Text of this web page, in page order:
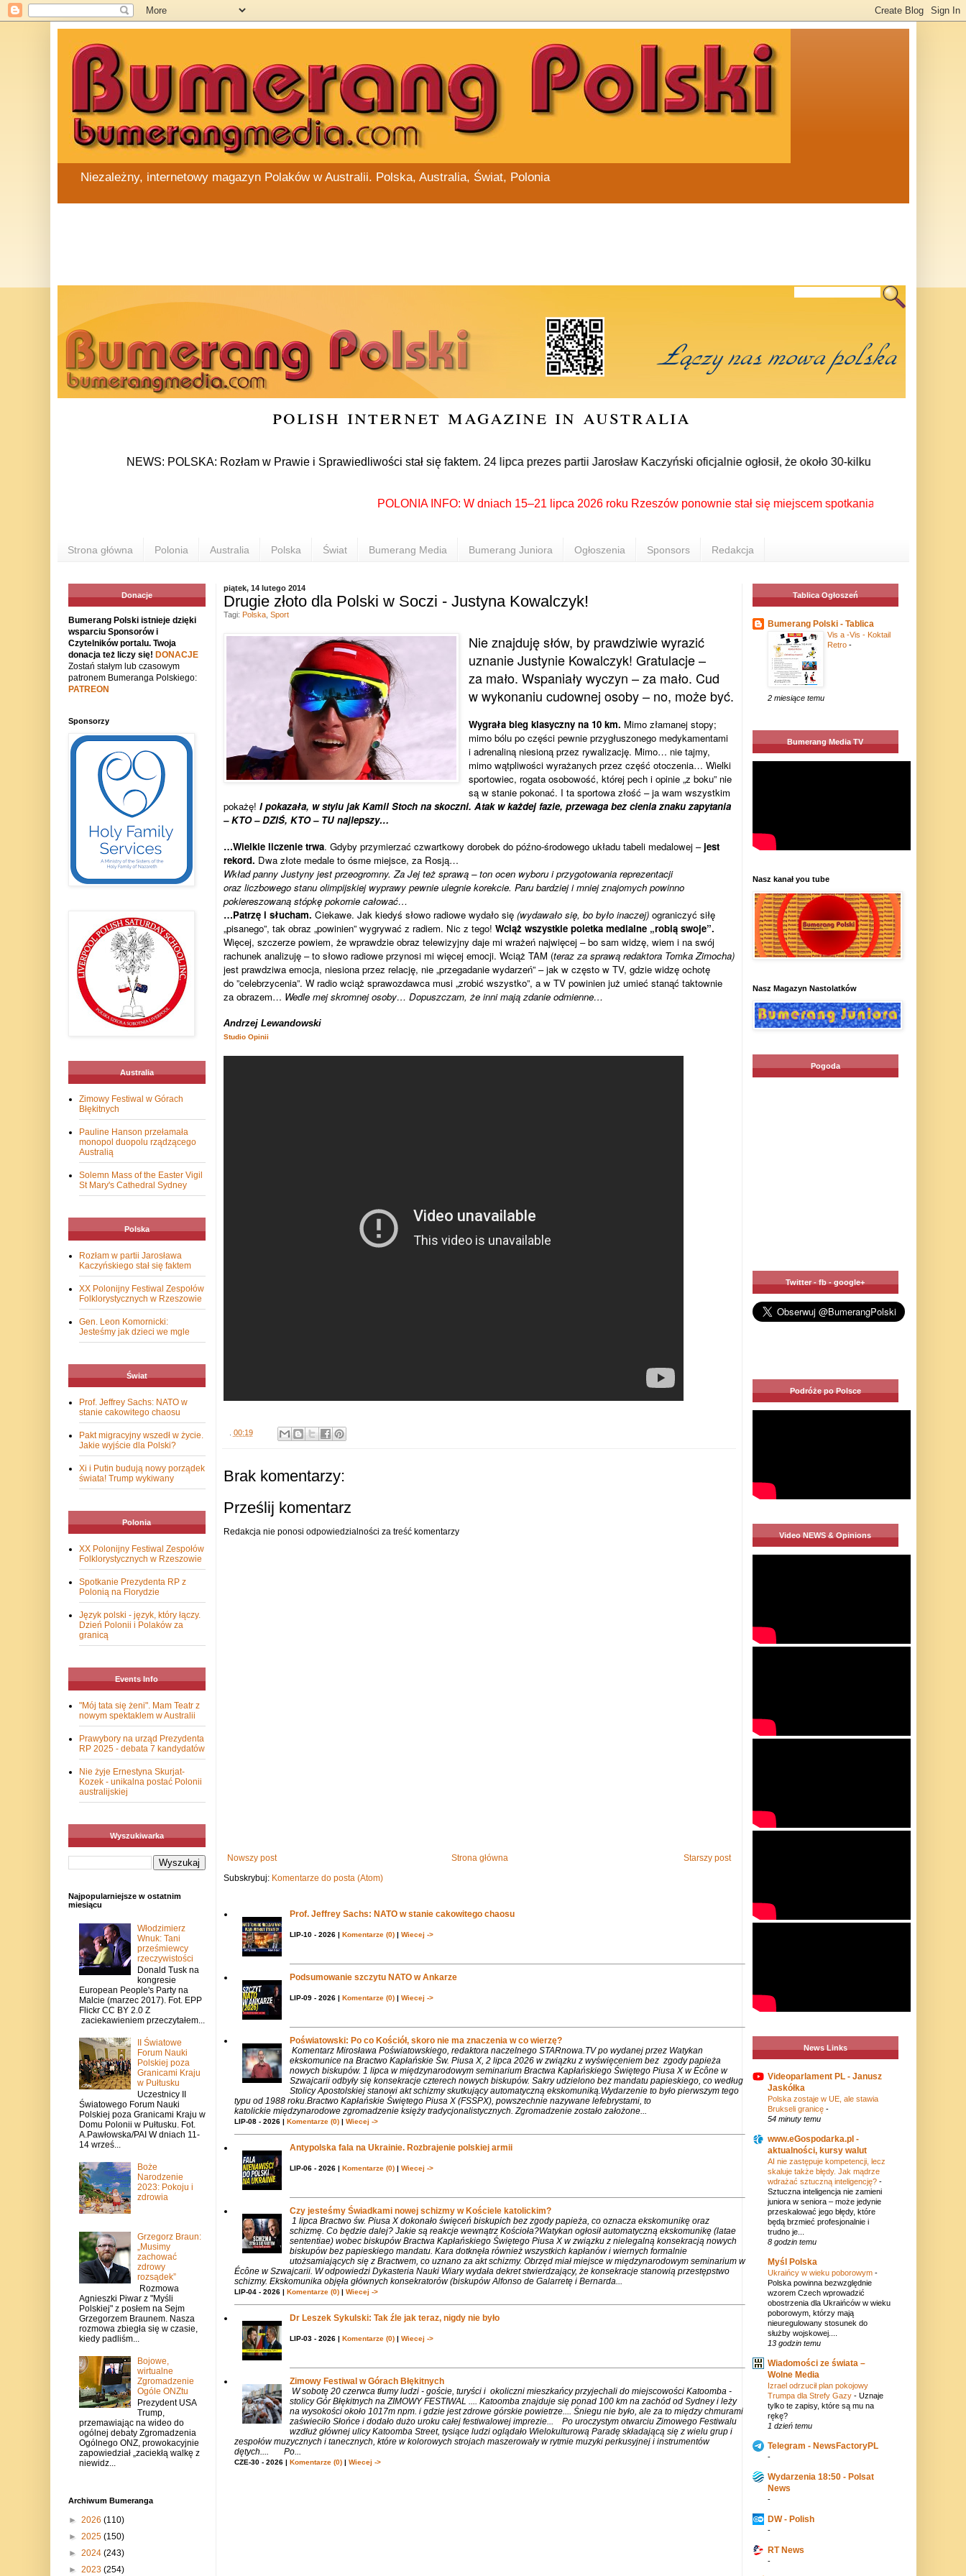
Niezależny, internetowy magazyn Polaków w Australii. Polska, Australia, Świat, Polonia
polish internet magazine in australia
NEWS: POLSKA: Rozłam w Prawie i Sprawiedliwości stał się faktem. 24 lipca prezes partii Jarosław Kaczyński oficjalnie ogłosił, że około 30-kilku posłów
POLONIA INFO: W dniach 15–21 lipca 2026 roku Rzeszów ponownie stał się miejscem spotkania Polonii z
Strona główna Polonia Australia Polska Świat Bumerang Media Bumerang Juniora Ogłoszenia Sponsors Redakcja
piątek, 14 lutego 2014
Drugie złoto dla Polski w Soczi - Justyna Kowalczyk!
Nie znajduję słów, by prawdziwie wyrazić
uznanie Justynie Kowalczyk! Gratulacje –
za mało. Wspaniały wyczyn – za mało. Cud
w wykonaniu cudownej osoby – no, może być.
Wygrała bieg klasyczny na 10 km. Mimo złamanej stopy;
mimo bólu po części pewnie przygłuszonego medykamentami
i adrenaliną niesioną przez rywalizację. Mimo… nie tajmy,
mimo wątpliwości wyrażanych przez część otoczenia… Wielki
sportowiec, rogata osobowość, której pech i opinie „z boku” nie
są w stanie pokonać. I ta sportowa złość – ja wam wszystkim
pokażę! I pokazała, w stylu jak Kamil Stoch na skoczni. Atak w każdej fazie, przewaga bez cienia znaku zapytania
– KTO – DZIŚ, KTO – TU najlepszy…
…Wielkie liczenie trwa. Gdyby przymierzać czwartkowy dorobek do późno-środowego układu tabeli medalowej – jest
rekord. Dwa złote medale to ósme miejsce, za Rosją…
Wkład panny Justyny jest przeogromny. Za Jej też sprawą – ton ocen wyboru i przygotowania reprezentacji
oraz liczbowego stanu olimpijskiej wyprawy pewnie ulegnie korekcie. Paru bardziej i mniej znajomych powinno
pokiereszowaną stópkę pokornie całować…
…Patrzę i słucham. Ciekawe. Jak kiedyś słowo radiowe wydało się (wydawało się, bo było inaczej)ograniczyć siłę
„pisanego”, tak obraz „powinien” wygrywać z radiem. Nic z tego! Wciąż wszystkie poletka medialne „robią swoje”.
Więcej, szczerze powiem, że wprawdzie obraz telewizyjny daje mi wrażeń najwięcej – bo sam widzę, wiem i na swój
rachunek analizuję – to słowo radiowe przynosi mi więcej emocji. Wciąż TAM (teraz za sprawą redaktora Tomka Zimocha)
jest prawdziwa emocja, niesiona przez relację, nie „przegadanie wydarzeń” – jak w często w TV, gdzie widzę ochotę
do ”celebrzycenia”. W radio wciąż sprawozdawca musi „zrobić wszystko”, a w TV powinien już umieć stanąć taktownie
za obrazem… Wedle mej skromnej osoby… Dopuszczam, że inni mają zdanie odmienne…
Andrzej Lewandowski
Studio Opinii
. 00:19
Tagi: Polska, Sport
Brak komentarzy:
Prześlij komentarz
Redakcja nie ponosi odpowiedzialności za treść komentarzy
Nowszy post Starszy post
Strona główna
Subskrybuj: Komentarze do posta (Atom)
Prof. Jeffrey Sachs: NATO w stanie cakowitego chaosu
LIP-10 - 2026 | Komentarze (0)| Wiecej ->
Podsumowanie szczytu NATO w Ankarze
LIP-09 - 2026 | Komentarze (0)| Wiecej ->
Poświatowski: Po co Kościół, skoro nie ma znaczenia w co wierzę?
Komentarz Mirosława Poświatowskiego, redaktora naczelnego STARnowa.TV po wydanej przez Watykan
ekskomunice na Bractwo Kapłańskie Św. Piusa X, 2 lipca 2026 w związku z wyświęceniem bez zgody papieża
nowych biskupów. 1 lipca w międzynarodowym seminarium Bractwa Kapłańskiego Świętego Piusa X w Écône w
Szwajcarii odbyły się konsekracje czterech nowych biskupów. Sakry udzielono bez mandatu papieskiego, co według
Stolicy Apostolskiej stanowi akt schizmy skutkujący automatyczną ekskomuniką.Wydarzenie to było pierwszym tego
typu od 1988 roku.Bractwo Kapłańskie Świętego Piusa X (FSSPX), powszechnie nazywane lefebrystami, to
katolickie międzynarodowe zgromadzenie księży tradycjonalistycznych. Zgromadzenie zostało założone...
LIP-08 - 2026 | Komentarze (0)| Wiecej ->
Antypolska fala na Ukrainie. Rozbrajenie polskiej armii
LIP-06 - 2026 | Komentarze (0)| Wiecej ->
Czy jesteśmy Świadkami nowej schizmy w Kościele katolickim?
1 lipca Bractwo św. Piusa X dokonało święceń biskupich bez zgody papieża, co oznacza ekskomunikę oraz
schizmę. Co będzie dalej? Jakie są reakcje wewnątrz Kościoła?Watykan ogłosił automatyczną ekskomunikę (latae
sententiae) wobec biskupów Bractwa Kapłańskiego Świętego Piusa X w związku z nielegalną konsekracją nowych
biskupów bez papieskiego mandatu. Kara dotknęła również wszystkich kapłanów i wiernych formalnie
utożsamiających się z Bractwem, co uznano za akt schizmy. Obrzęd miał miejsce w międzynarodowym seminarium w
Écône w Szwajcarii. W odpowiedzi Dykasteria Nauki Wiary wydała dekret stwierdzający, że konsekracje stanowią przestępstwo
schizmy. Ekskomunika objęła głównych konsekratorów (biskupów Alfonso de Galarretę i Bernarda...
LIP-04 - 2026 | Komentarze (0)| Wiecej ->
Dr Leszek Sykulski: Tak źle jak teraz, nigdy nie było
LIP-03 - 2026 | Komentarze (0)| Wiecej ->
Zimowy Festiwal w Górach Błękitnych
W sobotę 20 czerwca tłumy ludzi - goście, turyści i okoliczni mieszkańcy przyjechali do miejscowości Katoomba -
stolicy Gór Błękitnych na ZIMOWY FESTIWAL .... Katoomba znajduje się ponad 100 km na zachód od Sydney i leży
na wysokości około 1017m npm. i gdzie jest zdrowe górskie powietrze.... Śniegu nie było, ale za to między chmurami
zaświeciło Słońce i dodało dużo uroku całej festiwalowej imprezie... Po uroczystym otwarciu Zimowego Festiwalu
wzdłuż głównej ulicy Katoomba Street, tysiące ludzi oglądało Wielokulturową Paradę składającą się z wielu grup i
zespołów muzycznych i tanecznych, które w kolorowych strojach maszerowały w rytmie muzyki perkusyjnej i instrumentów
dętych.... Po...
CZE-30 - 2026 | Komentarze (0)| Wiecej ->
Donacje
Bumerang Polski istnieje dzięki
wsparciu Sponsorów i
Czytelników portalu. Twoja
donacja też liczy się! DONACJE
Zostań stałym lub czasowym
patronem Bumeranga Polskiego:
PATREON
Sponsorzy
Australia
Zimowy Festiwal w Górach
Błękitnych
Pauline Hanson przełamała
monopol duopolu rządzącego
Australią
Solemn Mass of the Easter Vigil
St Mary's Cathedral Sydney
Polska
Rozłam w partii Jarosława
Kaczyńskiego stał się faktem
XX Polonijny Festiwal Zespołów
Folklorystycznych w Rzeszowie
Gen. Leon Komornicki:
Jesteśmy jak dzieci we mgle
Świat
Prof. Jeffrey Sachs: NATO w
stanie cakowitego chaosu
Pakt migracyjny wszedł w życie.
Jakie wyjście dla Polski?
Xi i Putin budują nowy porządek
świata! Trump wykiwany
Polonia
XX Polonijny Festiwal Zespołów
Folklorystycznych w Rzeszowie
Spotkanie Prezydenta RP z
Polonią na Florydzie
Język polski - język, który łączy.
Dzień Polonii i Polaków za
granicą
Events Info
"Mój tata się żeni". Mam Teatr z
nowym spektaklem w Australii
Prawybory na urząd Prezydenta
RP 2025 - debata 7 kandydatów
Nie żyje Ernestyna Skurjat-
Kozek - unikalna postać Polonii
australijskiej
Wyszukiwarka
Najpopularniejsze w ostatnim
miesiącu
Włodzimierz
Wnuk: Tani
prześmiewcy
rzeczywistości
Donald Tusk na
kongresie
European People's Party na
Malcie (marzec 2017). Fot. EPP
Flickr CC BY 2.0 Z
zaciekawieniem przeczytałem...
II Światowe
Forum Nauki
Polskiej poza
Granicami Kraju
w Pułtusku
Uczestnicy II
Światowego Forum Nauki
Polskiej poza Granicami Kraju w
Domu Polonii w Pułtusku. Fot.
A.Pawłowska/PAI W dniach 11-
14 wrześ...
Boże
Narodzenie
2023: Pokoju i
zdrowia
Grzegorz Braun:
„Musimy
zachować
zdrowy
rozsądek”
Rozmowa
Agnieszki Piwar z "Myśli
Polskiej" z posłem na Sejm
Grzegorzem Braunem. Nasza
rozmowa zbiegła się w czasie,
kiedy padliśm...
Bojowe,
wirtualne
Zgromadzenie
Ogóle ONZtu
Prezydent USA
Trump,
przemawiając na wideo do
ogólnej debaty Zgromadzenia
Ogólnego ONZ, prowokacyjnie
zapowiedział „zaciekłą walkę z
niewidz...
Archiwum Bumeranga
► 2026 (110)
► 2025 (150)
► 2024 (243)
► 2023 (254)
Tablica Ogłoszeń
Bumerang Polski - Tablica
Vis a -Vis - Koktail
Retro -
2 miesiące temu
Bumerang Media TV
Nasz kanał you tube
Nasz Magazyn Nastolatków
Pogoda
Twitter - fb - google+
Podróże po Polsce
Video NEWS & Opinions
News Links
Videoparlament PL - Janusz
Jaskółka
Polska zostaje w UE, ale stawia
Brukseli granicę -
54 minuty temu
www.eGospodarka.pl -
aktualności, kursy walut
AI nie zastępuje kompetencji, lecz
skaluje także błędy. Jak mądrze
wdrażać sztuczną inteligencję? -
Sztuczna inteligencja nie zamieni
juniora w seniora – może jedynie
przeskalować jego błędy, które
będą brzmieć profesjonalnie i
trudno je...
8 godzin temu
Myśl Polska
Ukraińcy w wieku poborowym -
Polska powinna bezwzględnie
wzorem Czech wprowadzić
obostrzenia dla Ukraińców w wieku
poborowym, którzy mają
nieuregulowany stosunek do
służby wojskowej....
13 godzin temu
Wiadomości ze świata –
Wolne Media
Izrael odrzucił plan pokojowy
Trumpa dla Strefy Gazy - Uznaje
tylko te zapisy, które są mu na
rękę?
1 dzień temu
Telegram - NewsFactoryPL
-
Wydarzenia 18:50 - Polsat
News
-
DW - Polish
-
RT News
-